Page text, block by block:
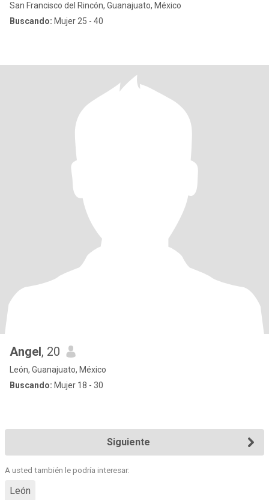
San Francisco del Rincón, Guanajuato, México
Buscando: Mujer 25 - 40
Angel, 20
León, Guanajuato, México
Buscando: Mujer 18 - 30
Siguiente
A usted también le podría interesar:
León